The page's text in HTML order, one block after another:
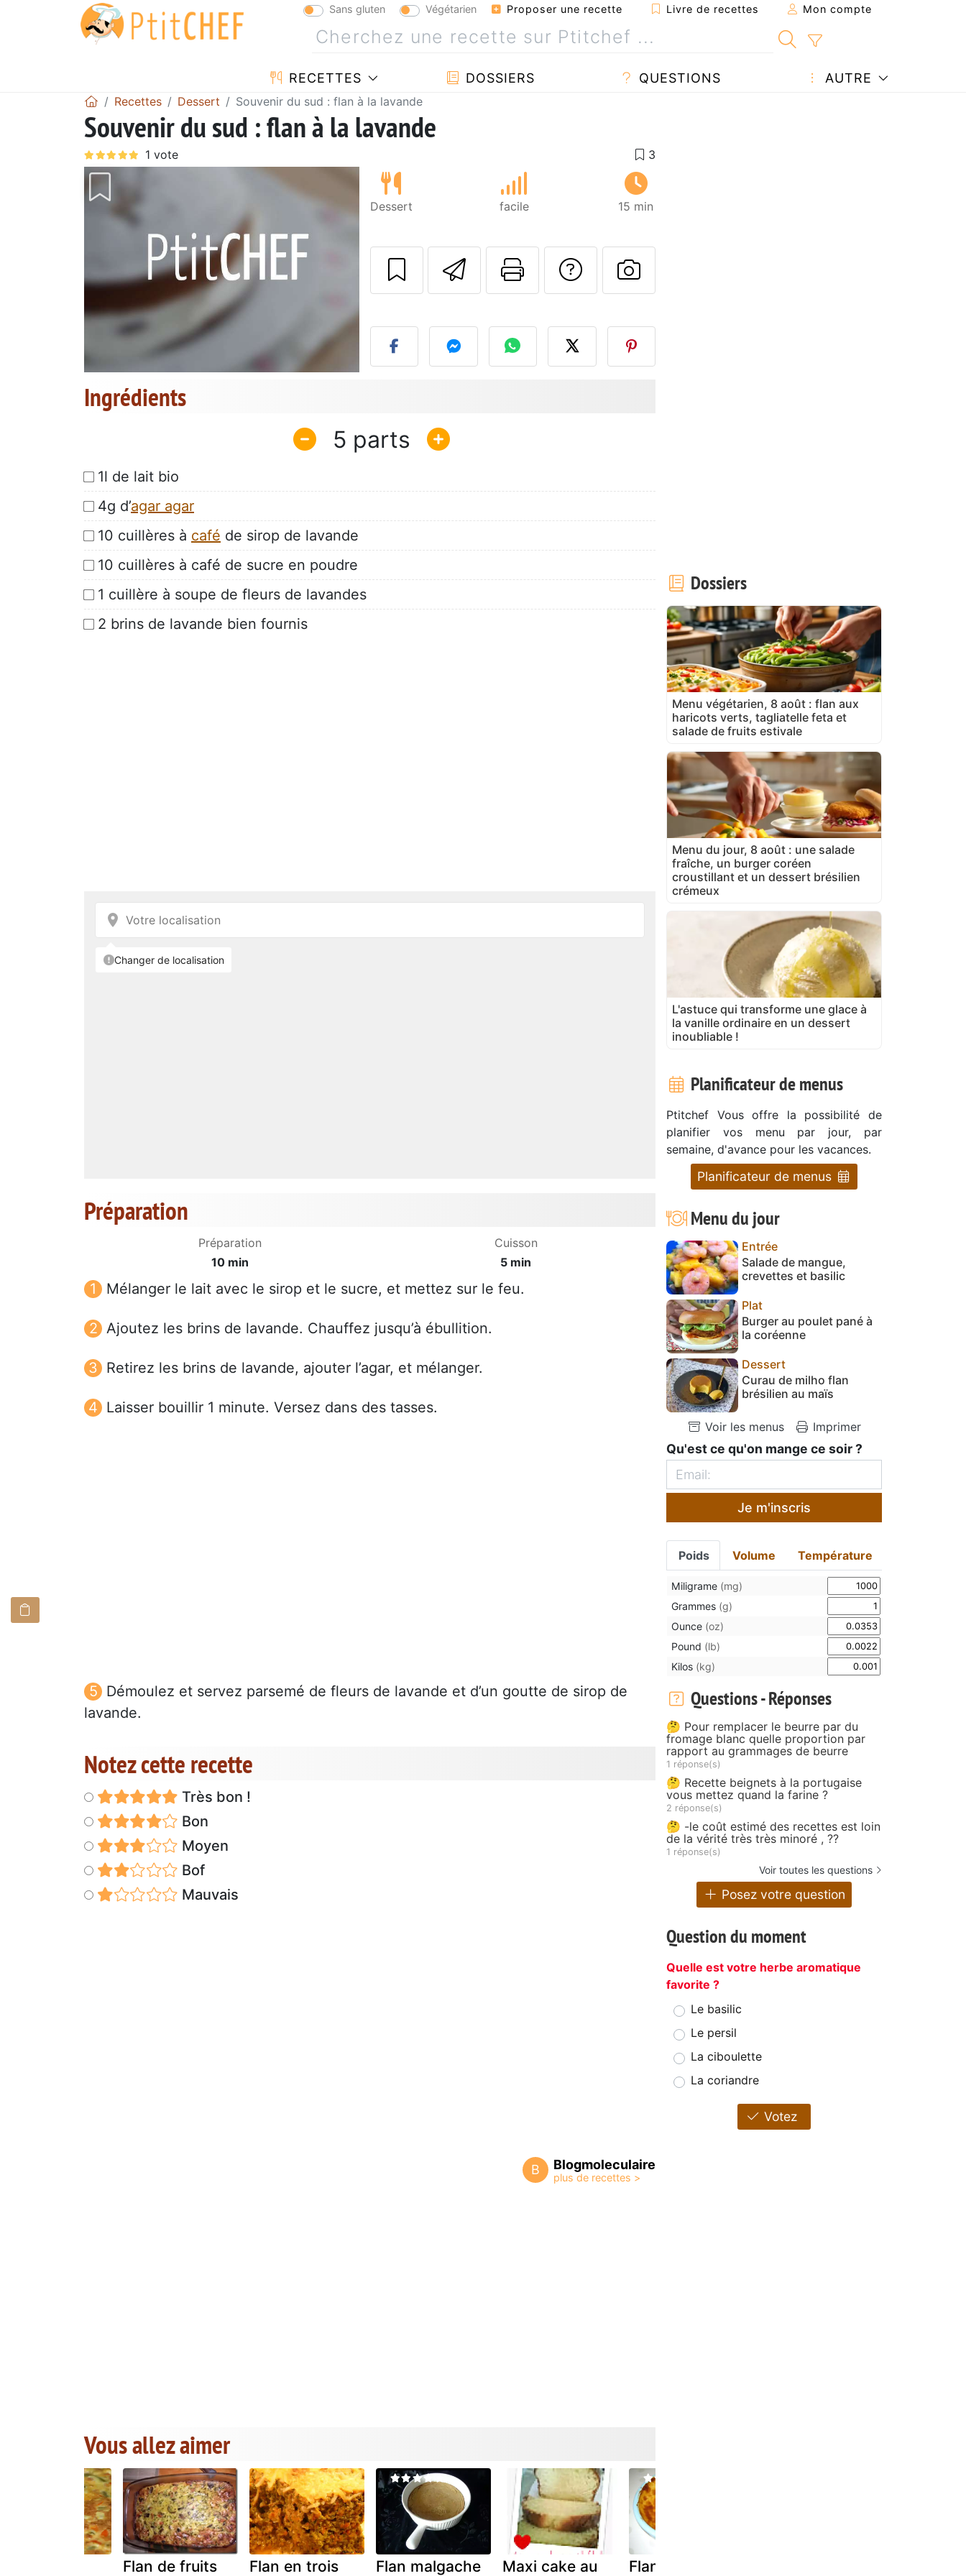
Sans gluten Végétarien Proposer une recette Livre de recettes Mon compte
RECETTES DOSSIERS QUESTIONS AUTRE
Recettes Dessert Souvenir du sud : flan à la lavande
Souvenir du sud : flan à la lavande
Dessert facile 15 min
Envoyer cette recette à un ami
Imprimer cette page
Poser une question à l'auteur
Publier votre photo de cette
Ingrédients
5
1l de lait bio
4g d’agar agar
10 cuillères à café de sirop de lavande
10 cuillères à café de sucre en poudre
1 cuillère à soupe de fleurs de lavandes
2 brins de lavande bien fournis
Préparation
Préparation
10 min
Cuisson
5 min
Mélanger le lait avec le sirop et le sucre, et mettez sur le feu.
Ajoutez les brins de lavande. Chauffez jusqu’à ébullition.
Retirez les brins de lavande, ajouter l’agar, et mélanger.
Laisser bouillir 1 minute. Versez dans des tasses.
Démoulez et servez parsemé de fleurs de lavande et d’un goutte de sirop de
lavande.
Notez cette recette
Très bon !
Bon
Moyen
Bof
Mauvais
B Blogmoleculaire
Vous allez aimer
Flan de fruits
Flan en trois
Flan malgache
Maxi cake au
Flan de
Dossiers
Menu végétarien, 8 août : flan aux
haricots verts, tagliatelle feta et
salade de fruits estivale
Menu du jour, 8 août : une salade
fraîche, un burger coréen
croustillant et un dessert brésilien
crémeux
L'astuce qui transforme une glace à
la vanille ordinaire en un dessert
inoubliable !
Planificateur de menus
Ptitchef Vous offre la possibilité de
planifier vos menu par jour, par
semaine, d'avance pour les vacances.
Planificateur de menus
Menu du jour
Entrée
Salade de mangue,
crevettes et basilic
Plat
Burger au poulet pané à
la coréenne
Dessert
Curau de milho flan
brésilien au maïs
Voir les menus Imprimer
Qu'est ce qu'on mange ce soir ?
Je m'inscris
Poids Volume Température
Miligrame (mg)
Grammes (g)
Ounce (oz)
Pound (lb)
Kilos (kg)
Questions - Réponses
🤔 Pour remplacer le beurre par du
fromage blanc quelle proportion par
rapport au grammages de beurre
1 réponse(s)
🤔 Recette beignets à la portugaise
vous mettez quand la farine ?
2 réponse(s)
🤔 -le coût estimé des recettes est loin
de la vérité très très minoré , ??
1 réponse(s)
Voir toutes les questions
Posez votre question
Question du moment
Quelle est votre herbe aromatique
favorite ?
Le basilic
Le persil
La ciboulette
La coriandre
Votez